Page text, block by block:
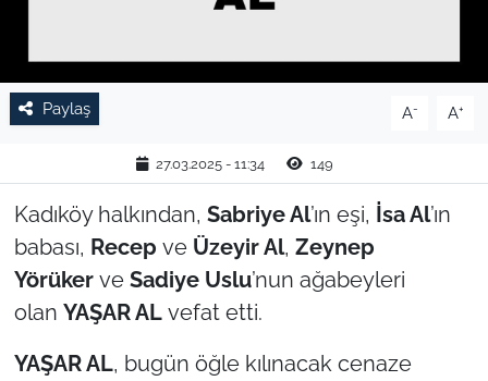
Paylaş A- A+
27.03.2025 - 11:34 149
Kadıköy halkından, Sabriye Al’ın eşi, İsa Al’ın
babası, Recep ve Üzeyir Al, Zeynep
Yörüker ve Sadiye Uslu’nun ağabeyleri
olan YAŞAR ALvefat etti.
YAŞAR AL, bugün öğle kılınacak cenaze
KÜLTÜR SANAT
YAŞAM
EDİRNE
TEKİRDAĞ